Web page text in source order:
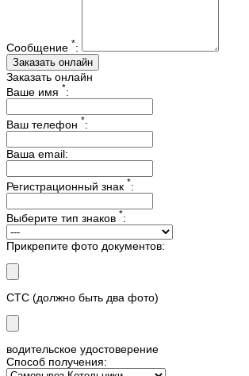
Сообщение *:
Заказать онлайн
Ваше имя *:
Ваш телефон *:
Ваша email:
Регистрационный знак *:
Выберите тип знаков *:
Прикрепите фото документов:
СТС (должно быть два фото)
водительское удостоверение
Способ получения: